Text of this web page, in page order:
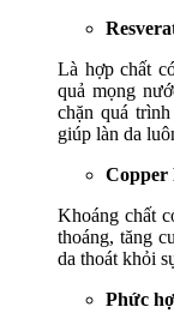
Là hợp chất
quả mọng
chặn quá
giúp làn da
Copper
Khoáng chất
thoáng, tăng
da thoát khỏi
Phức